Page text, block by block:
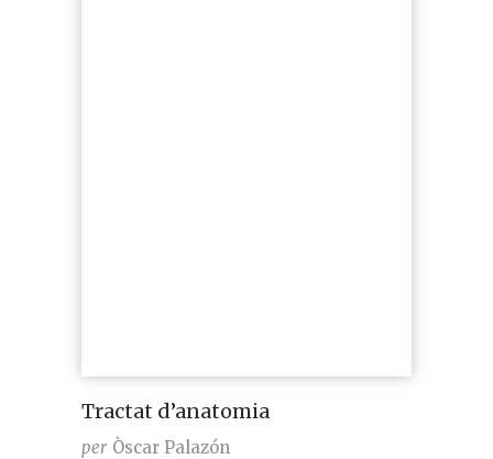
Tractat d’anatomia
per Òscar Palazón